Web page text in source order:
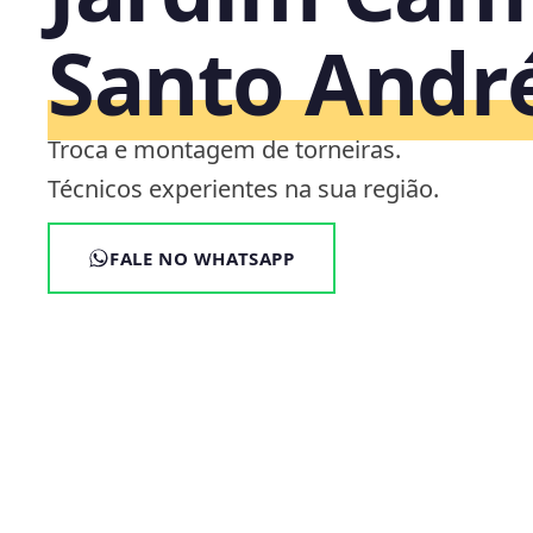
Santo
Troca e montagem de torneiras.
Técnicos experientes na sua região.
FALE NO WHATSAPP